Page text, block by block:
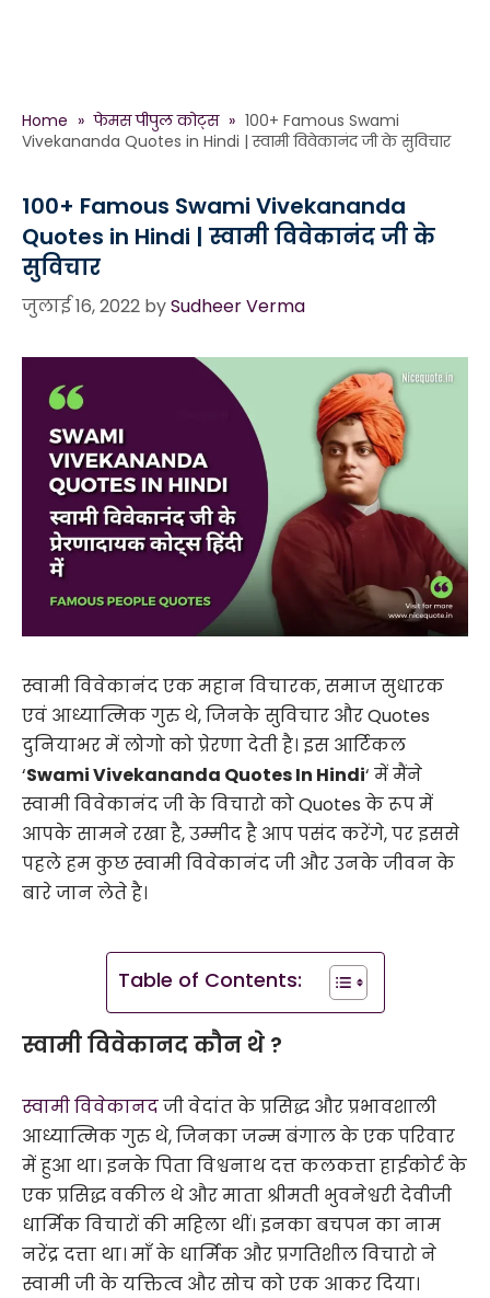
Home » फेमस पीपुल कोट्स » 100+ Famous Swami
Vivekananda Quotes in Hindi | स्वामी विवेकानंद जी के सुविचार
100+ Famous Swami Vivekananda
Quotes in Hindi | स्वामी विवेकानंद जी के
सुविचार
जुलाई 16, 2022 bySudheer Verma
स्वामी विवेकानंद एक महान विचारक, समाज सुधारक
एवं आध्यात्मिक गुरु थे, जिनके सुविचार और Quotes
दुनियाभर में लोगो को प्रेरणा देती है। इस आर्टिकल
‘Swami Vivekananda Quotes In Hindi‘ में मैंने
स्वामी विवेकानंद जी के विचारो को Quotes के रूप में
आपके सामने रखा है, उम्मीद है आप पसंद करेंगे, पर इससे
पहले हम कुछ स्वामी विवेकानंद जी और उनके जीवन के
बारे जान लेते है।
Table of Contents:
स्वामी विवेकानद कौन थे ?
स्वामी विवेकानदजी वेदांत के प्रसिद्ध और प्रभावशाली
आध्यात्मिक गुरु थे, जिनका जन्म बंगाल के एक परिवार
में हुआ था। इनके पिता विश्वनाथ दत्त कलकत्ता हाईकोर्ट के
एक प्रसिद्ध वकील थे और माता श्रीमती भुवनेश्वरी देवीजी
धार्मिक विचारों की महिला थीं। इनका बचपन का नाम
नरेंद्र दत्ता था। माँ के धार्मिक और प्रगतिशील विचारो ने
स्वामी जी के यक्तित्व और सोच को एक आकर दिया।